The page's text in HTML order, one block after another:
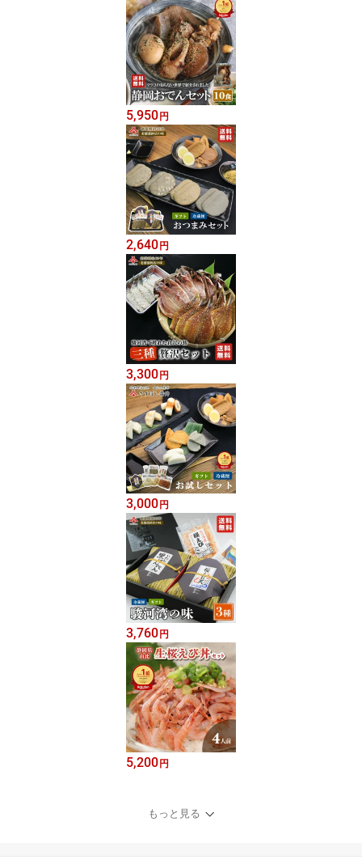
5,950円
2,640円
3,300円
3,000円
3,760円
5,200円
もっと見る